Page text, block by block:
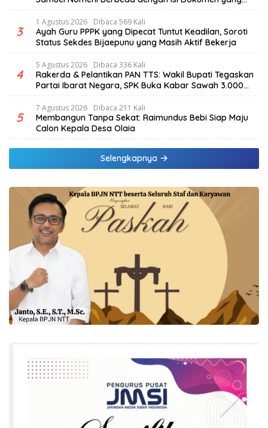
Beredar
3
1 Agustus 2026 Dibaca 569 Kali
Ayah Guru PPPK yang Dipecat Tuntut Keadilan, Soroti
Status Sekdes Bijaepunu yang Masih Aktif Bekerja
4
5 Agustus 2026 Dibaca 336 Kali
Rakerda & Pelantikan PAN TTS: Wakil Bupati Tegaskan
Partai Ibarat Negara, SPK Buka Kabar Sawah 3.000
Hektar & Larangan Politik Uang
5
7 Agustus 2026 Dibaca 211 Kali
Membangun Tanpa Sekat: Raimundus Bebi Siap Maju
Calon Kepala Desa Olaia
Selengkapnya